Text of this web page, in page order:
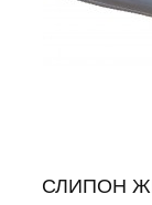
СЛИПОН